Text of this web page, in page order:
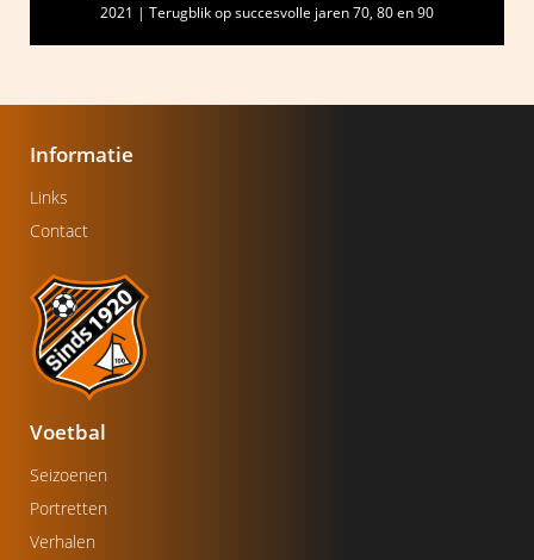
2021 | Terugblik op succesvolle jaren 70, 80 en 90
Informatie
Links
Contact
Voetbal
Seizoenen
Portretten
Verhalen